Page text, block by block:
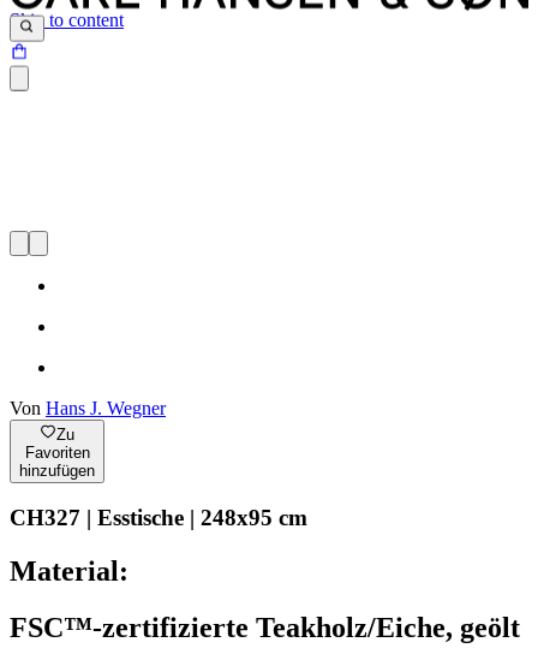
Skip to content
Von Hans J. Wegner
Zu
Favoriten
hinzufügen
CH327 | Esstische | 248x95 cm
Material:
FSC™-zertifizierte Teakholz/Eiche, geölt